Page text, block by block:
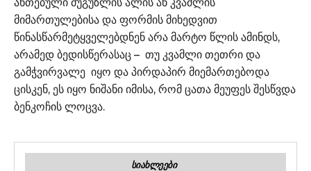
მიმართულებისა და ფორმის მიხედვით
წინასწარმეტყველებდნენ არა მარტო წლის ამინდს,
არამედ ბედისწერასაც – თუ კვამლი თეთრი და
გამჭვირვალე იყო და პირდაპირ მიემართებოდა
ცისკენ, ეს იყო ნიშანი იმისა, რომ ცათა მეუფეს შესწვდა
ბენკოჩის ლოცვა.
ᲡᲘᲐᲮᲚᲔᲔᲑᲘ